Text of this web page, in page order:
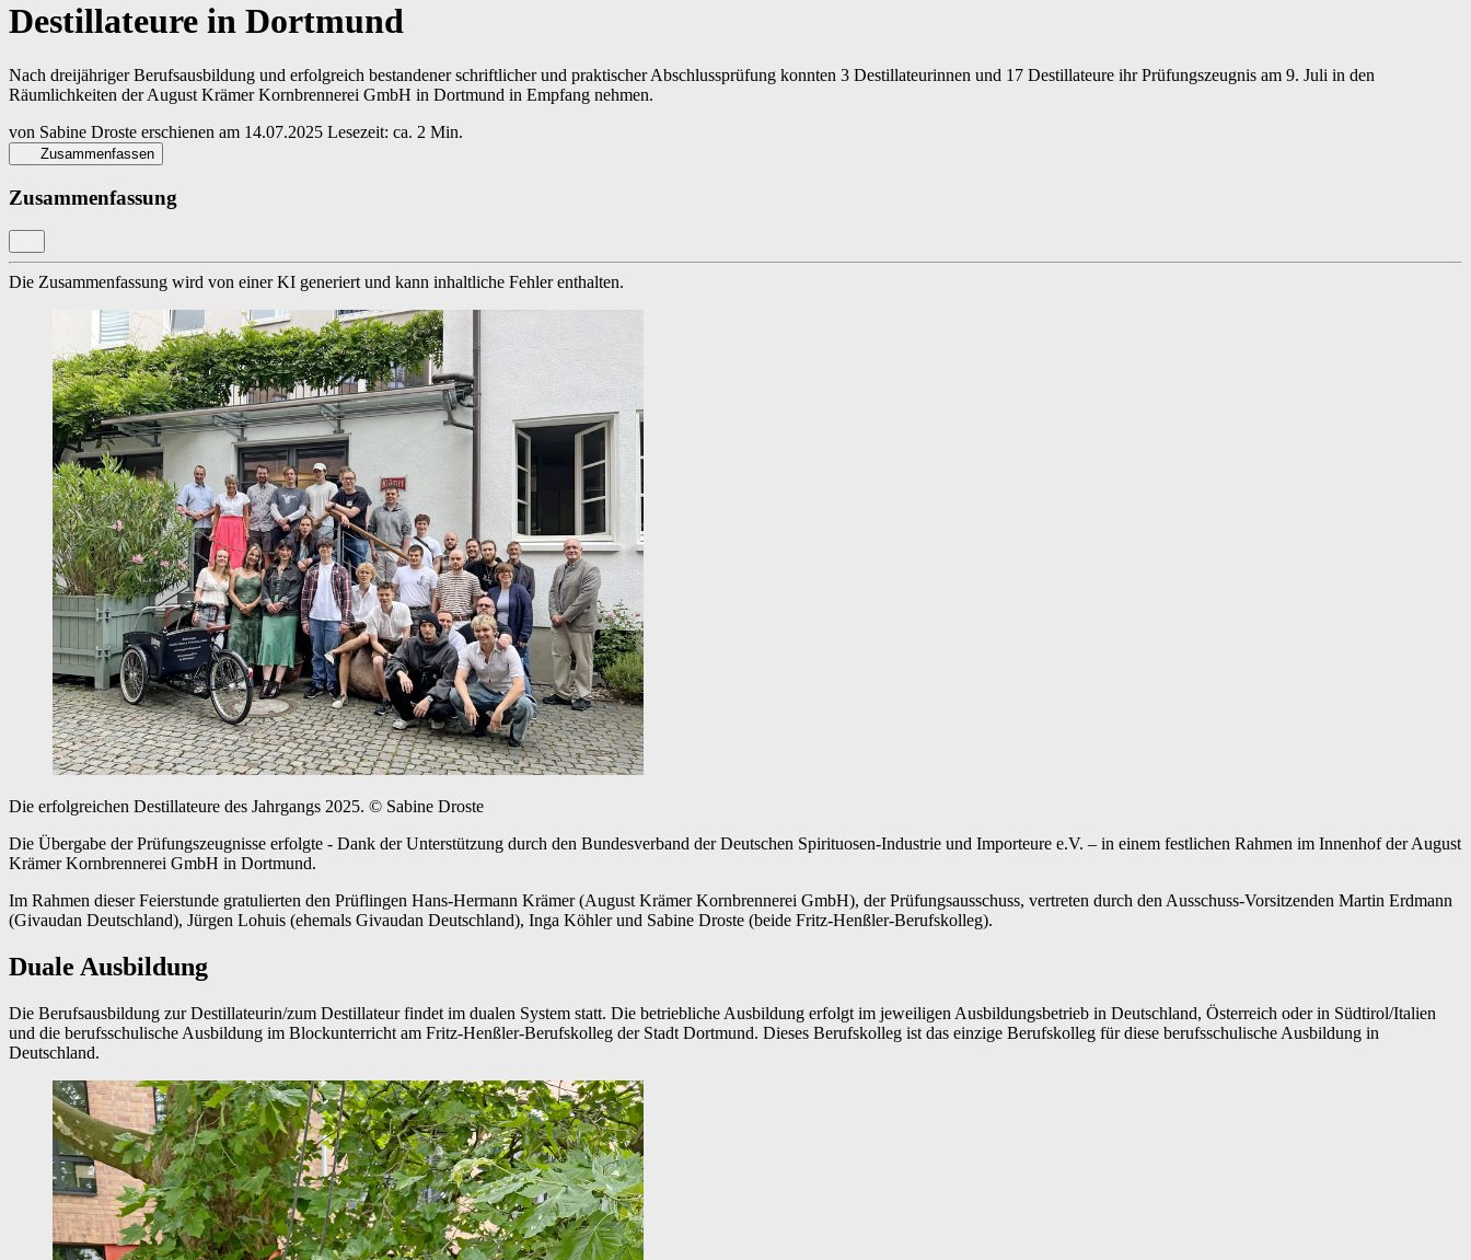
Destillateure in Dortmund
Nach dreijähriger Berufsausbildung und erfolgreich bestandener schriftlicher und praktischer Abschlussprüfung konnten 3 Destillateurinnen und 17 Destillateure ihr Prüfungszeugnis am 9. Juli in den
Räumlichkeiten der August Krämer Kornbrennerei GmbH in Dortmund in Empfang nehmen.
von Sabine Droste erschienen am 14.07.2025 Lesezeit: ca. 2 Min.
Zusammenfassen
Zusammenfassung
Die Zusammenfassung wird von einer KI generiert und kann inhaltliche Fehler enthalten.
Die erfolgreichen Destillateure des Jahrgangs 2025. © Sabine Droste
Die Übergabe der Prüfungszeugnisse erfolgte - Dank der Unterstützung durch den Bundesverband der Deutschen Spirituosen-Industrie und Importeure e.V. – in einem festlichen Rahmen im Innenhof der August
Krämer Kornbrennerei GmbH in Dortmund.
Im Rahmen dieser Feierstunde gratulierten den Prüflingen Hans-Hermann Krämer (August Krämer Kornbrennerei GmbH), der Prüfungsausschuss, vertreten durch den Ausschuss-Vorsitzenden Martin Erdmann
(Givaudan Deutschland), Jürgen Lohuis (ehemals Givaudan Deutschland), Inga Köhler und Sabine Droste (beide Fritz-Henßler-Berufskolleg).
Duale Ausbildung
Die Berufsausbildung zur Destillateurin/zum Destillateur findet im dualen System statt. Die betriebliche Ausbildung erfolgt im jeweiligen Ausbildungsbetrieb in Deutschland, Österreich oder in Südtirol/Italien
und die berufsschulische Ausbildung im Blockunterricht am Fritz-Henßler-Berufskolleg der Stadt Dortmund. Dieses Berufskolleg ist das einzige Berufskolleg für diese berufsschulische Ausbildung in
Deutschland.